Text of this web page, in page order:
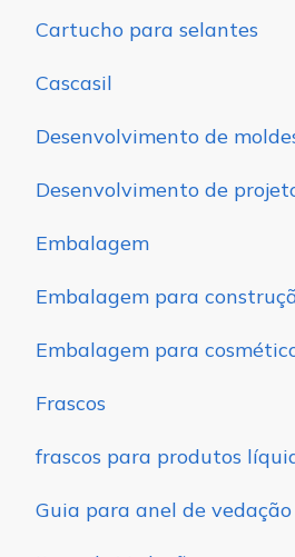
Cartucho para selantes
Cascasil
Desenvolvimento de
Desenvolvimento de
Embalagem
Embalagem para
Embalagem para
Frascos
frascos para produtos
Guia para anel de vedação